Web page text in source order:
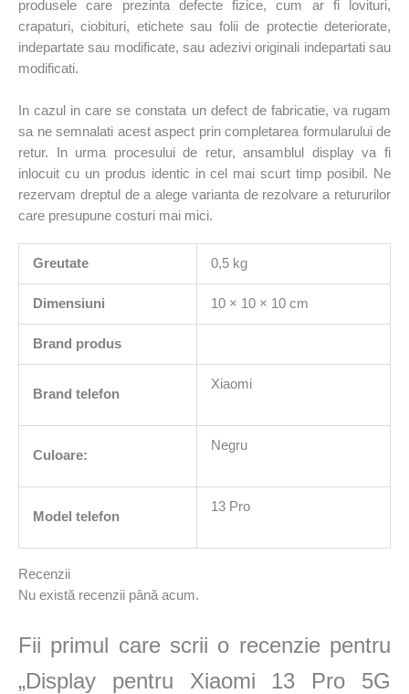
produsele care prezinta defecte fizice, cum ar fi lovituri,
crapaturi, ciobituri, etichete sau folii de protectie deteriorate,
indepartate sau modificate, sau adezivi originali indepartati sau
modificati.
In cazul in care se constata un defect de fabricatie, va rugam
sa ne semnalati acest aspect prin completarea formularului de
retur. In urma procesului de retur, ansamblul display va fi
inlocuit cu un produs identic in cel mai scurt timp posibil. Ne
rezervam dreptul de a alege varianta de rezolvare a retururilor
care presupune costuri mai mici.
Greutate 0,5 kg
Dimensiuni 10 × 10 × 10 cm
Brand produs
Brand telefon
Xiaomi
Culoare:
Negru
Model telefon
13 Pro
Recenzii
Nu există recenzii până acum.
Fii primul care scrii o recenzie pentru
„Display pentru Xiaomi 13 Pro 5G